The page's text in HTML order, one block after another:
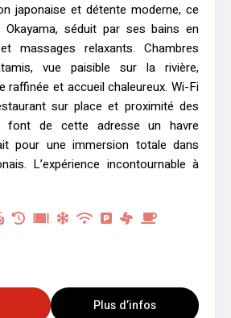
japonaise et détente moderne, ce
Okayama, séduit par ses bains en
massages relaxants. Chambres
vue paisible sur la rivière,
raffinée et accueil chaleureux. Wi-Fi
sur place et proximité des
font de cette adresse un havre
pour une immersion totale dans
L’expérience incontournable à
Plus d’infos